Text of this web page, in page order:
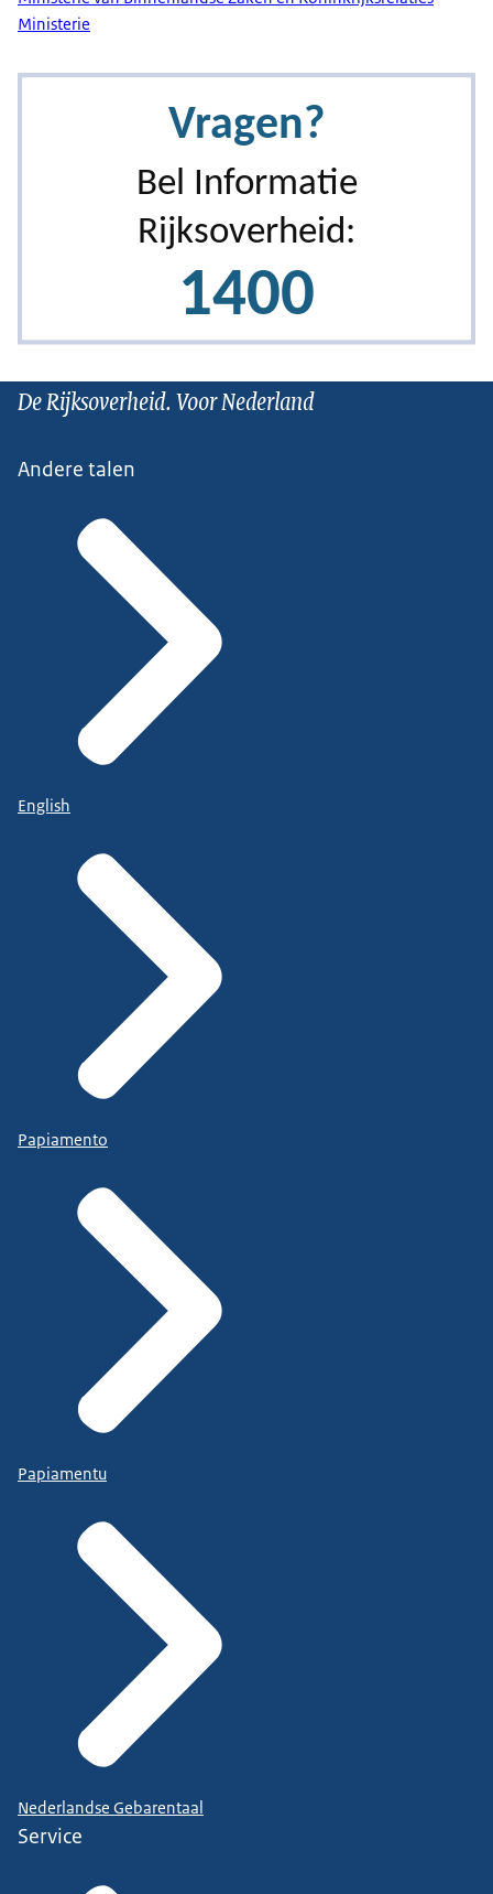
Ministerie
De Rijksoverheid. Voor Nederland
Andere talen
English
Papiamento
Papiamentu
Nederlandse Gebarentaal
Service